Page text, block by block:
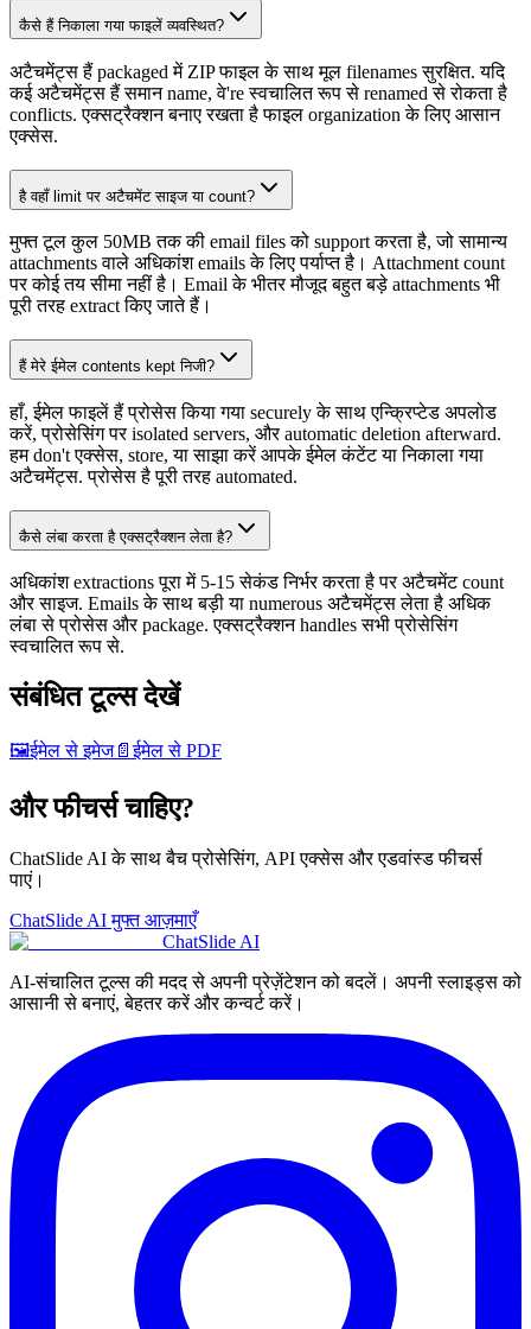
कैसे हैं निकाला गया फाइलें व्यवस्थित?
अटैचमेंट्स हैं packaged में ZIP फाइल के साथ मूल filenames सुरक्षित. यदि
कई अटैचमेंट्स हैं समान name, वे're स्वचालित रूप से renamed से रोकता है
conflicts. एक्सट्रैक्शन बनाए रखता है फाइल organization के लिए आसान
एक्सेस.
है वहाँ limit पर अटैचमेंट साइज या count?
मुफ्त टूल कुल 50MB तक की email files को support करता है, जो सामान्य
attachments वाले अधिकांश emails के लिए पर्याप्त है। Attachment count
पर कोई तय सीमा नहीं है। Email के भीतर मौजूद बहुत बड़े attachments भी
पूरी तरह extract किए जाते हैं।
हैं मेरे ईमेल contents kept निजी?
हाँ, ईमेल फाइलें हैं प्रोसेस किया गया securely के साथ एन्क्रिप्टेड अपलोड
करें, प्रोसेसिंग पर isolated servers, और automatic deletion afterward.
हम don't एक्सेस, store, या साझा करें आपके ईमेल कंटेंट या निकाला गया
अटैचमेंट्स. प्रोसेस है पूरी तरह automated.
कैसे लंबा करता है एक्सट्रैक्शन लेता है?
अधिकांश extractions पूरा में 5-15 सेकंड निर्भर करता है पर अटैचमेंट count
और साइज. Emails के साथ बड़ी या numerous अटैचमेंट्स लेता है अधिक
लंबा से प्रोसेस और package. एक्सट्रैक्शन handles सभी प्रोसेसिंग
स्वचालित रूप से.
संबंधित टूल्स देखें
🖼️ईमेल से इमेज📄ईमेल से PDF
और फीचर्स चाहिए?
ChatSlide AI के साथ बैच प्रोसेसिंग, API एक्सेस और एडवांस्ड फीचर्स
पाएं।
ChatSlide AI मुफ्त आज़माएँ
ChatSlide AI
AI-संचालित टूल्स की मदद से अपनी प्रेज़ेंटेशन को बदलें। अपनी स्लाइड्स को
आसानी से बनाएं, बेहतर करें और कन्वर्ट करें।